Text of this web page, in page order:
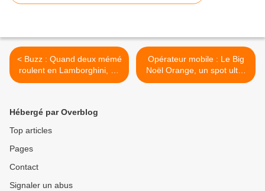
< Buzz : Quand deux mémé
roulent en Lamborghini, ca
devient drôle
Opérateur mobile : Le Big
Noël Orange, un spot ultra
connecté et un spot ultra
Hébergé par Overblog
Top articles
Pages
Contact
Signaler un abus